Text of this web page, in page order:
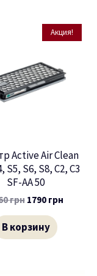
Акция!
Active Air Clean
S5, S6, S8, C2, C3
SF-AA 50
грн 1790 грн
В корзину